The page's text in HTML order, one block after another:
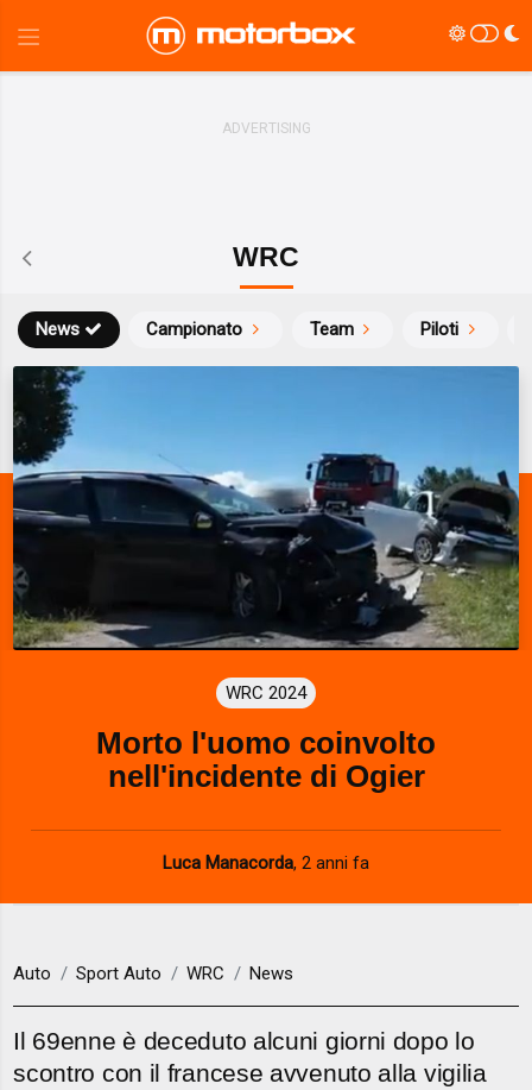
WRC
News Campionato Team Piloti
WRC 2024
Morto l'uomo coinvolto
nell'incidente di Ogier
Luca Manacorda, 2 anni fa
Auto Sport Auto WRC News
Il 69enne è deceduto alcuni giorni dopo lo
scontro con il francese avvenuto alla vigilia